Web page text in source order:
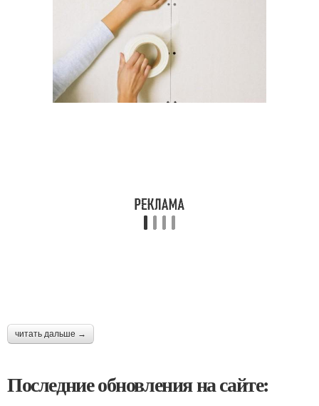
читать дальше →
Последние обновления на сайте: